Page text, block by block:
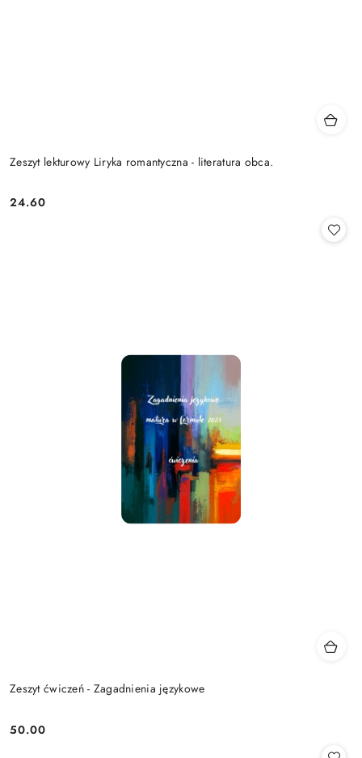
Zeszyt lekturowy Liryka romantyczna - literatura obca.
Cena:
24.60
Zeszyt ćwiczeń - Zagadnienia językowe
Cena:
50.00